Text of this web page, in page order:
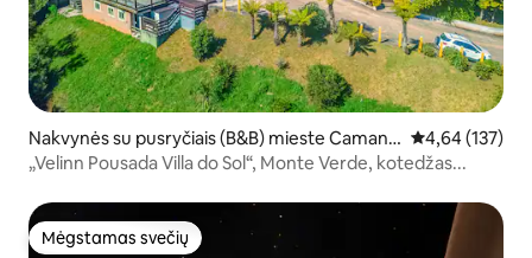
Nakvynės su pusryčiais (B&B) mieste Camand
ucaia
Vidutinis
4,64 (137)
„Velinn Pousada Villa do Sol“, Monte Verde, kotedžas...
Mėgstamas svečių
Mėgstamas svečių